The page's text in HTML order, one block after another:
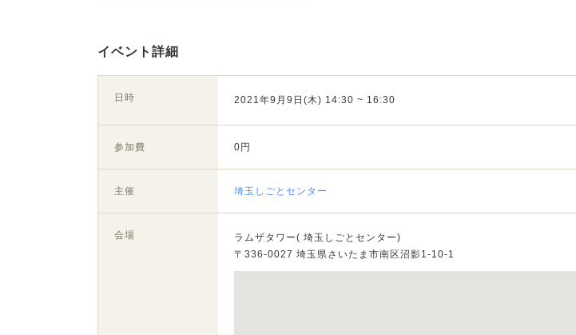
イベント詳細
日時 2021年9月9日(木) 14:30 ~ 16:30
参加費 0円
主催 埼玉しごとセンター
会場
ラムザタワー( 埼玉しごとセンター)
〒336-0027 埼玉県さいたま市南区沼影1‐10‐1